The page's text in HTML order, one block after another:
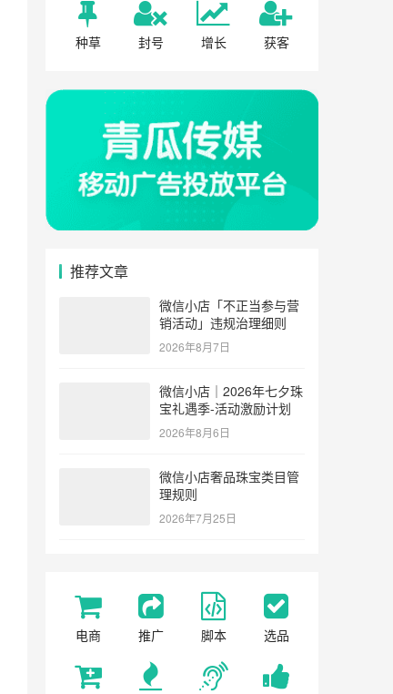
种草 封号 增长 获客
推荐文章
微信小店「不正当参与营
销活动」违规治理细则
2026年8月7日
微信小店｜2026年七夕珠
宝礼遇季-活动激励计划
2026年8月6日
微信小店奢品珠宝类目管
理规则
2026年7月25日
电商 推广 脚本 选品